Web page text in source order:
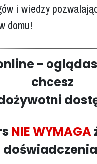
i wiedzy
domu!
-
chcesz
NIE WYMAGA